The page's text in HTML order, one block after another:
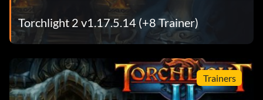
Torchlight 2 v1.17.5.14 (+8 Trainer)
Trainers